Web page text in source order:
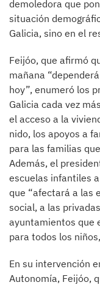
demoledora que
situación
Galicia, sino en el
Feijóo, que afirmó
mañana
hoy”, enumeró los
Galicia cada vez
el acceso a la
nido, los apoyos a
para las familias
Además, el
escuelas infantiles
que “afectará a las
social, a las
ayuntamientos que
para todos los
En su intervención
Autonomía, Feijóo,